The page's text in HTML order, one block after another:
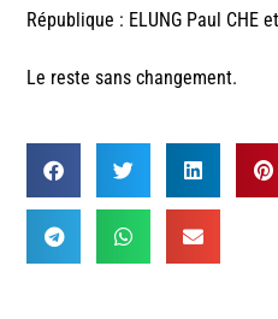
République : ELUNG Paul CHE
Le reste sans changement.